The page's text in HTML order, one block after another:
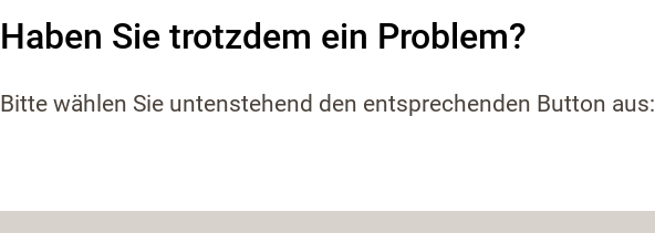
Haben Sie trotzdem ein Problem?
Bitte wählen Sie untenstehend den entsprechenden Button aus: